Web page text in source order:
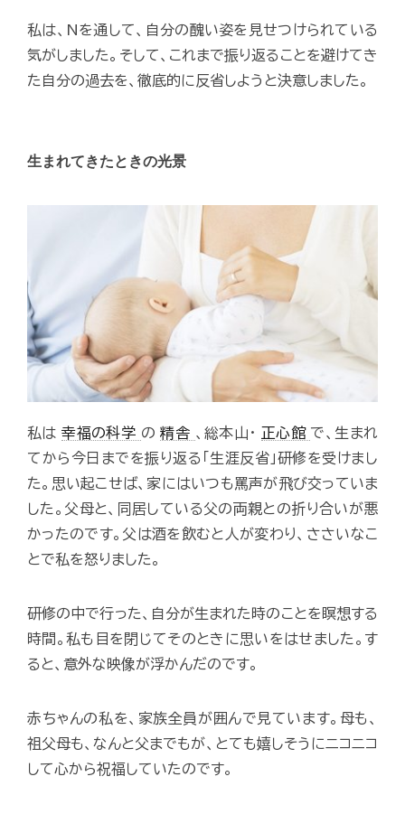
私は、Nを通して、自分の醜い姿を見せつけられている
気がしました。そして、これまで振り返ることを避けてき
た自分の過去を、徹底的に反省しようと決意しました。
生まれてきたときの光景
私は幸福の科学 の精舎 、総本山･ 正心館 で、生まれ
てから今日までを振り返る「生涯反省」研修を受けまし
た。思い起こせば、家にはいつも罵声が飛び交っていま
した。父母と、同居している父の両親との折り合いが悪
かったのです。父は酒を飲むと人が変わり、ささいなこ
とで私を怒りました。
研修の中で行った、自分が生まれた時のことを瞑想する
時間。私も目を閉じてそのときに思いをはせました。す
ると、意外な映像が浮かんだのです。
赤ちゃんの私を、家族全員が囲んで見ています。母も、
祖父母も、なんと父までもが、とても嬉しそうにニコニコ
して心から祝福していたのです。